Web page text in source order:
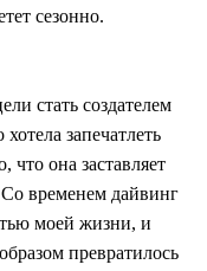
сезонно.
стать создателем
запечатлеть
что она заставляет
Со временем дайвинг
моей жизни, и
превратилось